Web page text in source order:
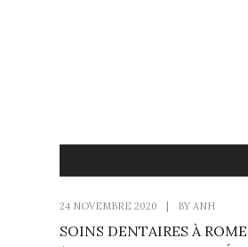
24 NOVEMBRE 2020 BY ANH
SOINS DENTAIRES À